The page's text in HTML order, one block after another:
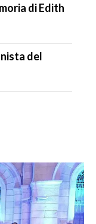
di Edith
del